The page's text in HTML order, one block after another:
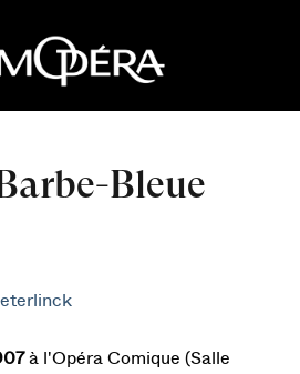
Bleue
à l'Opéra Comique (Salle